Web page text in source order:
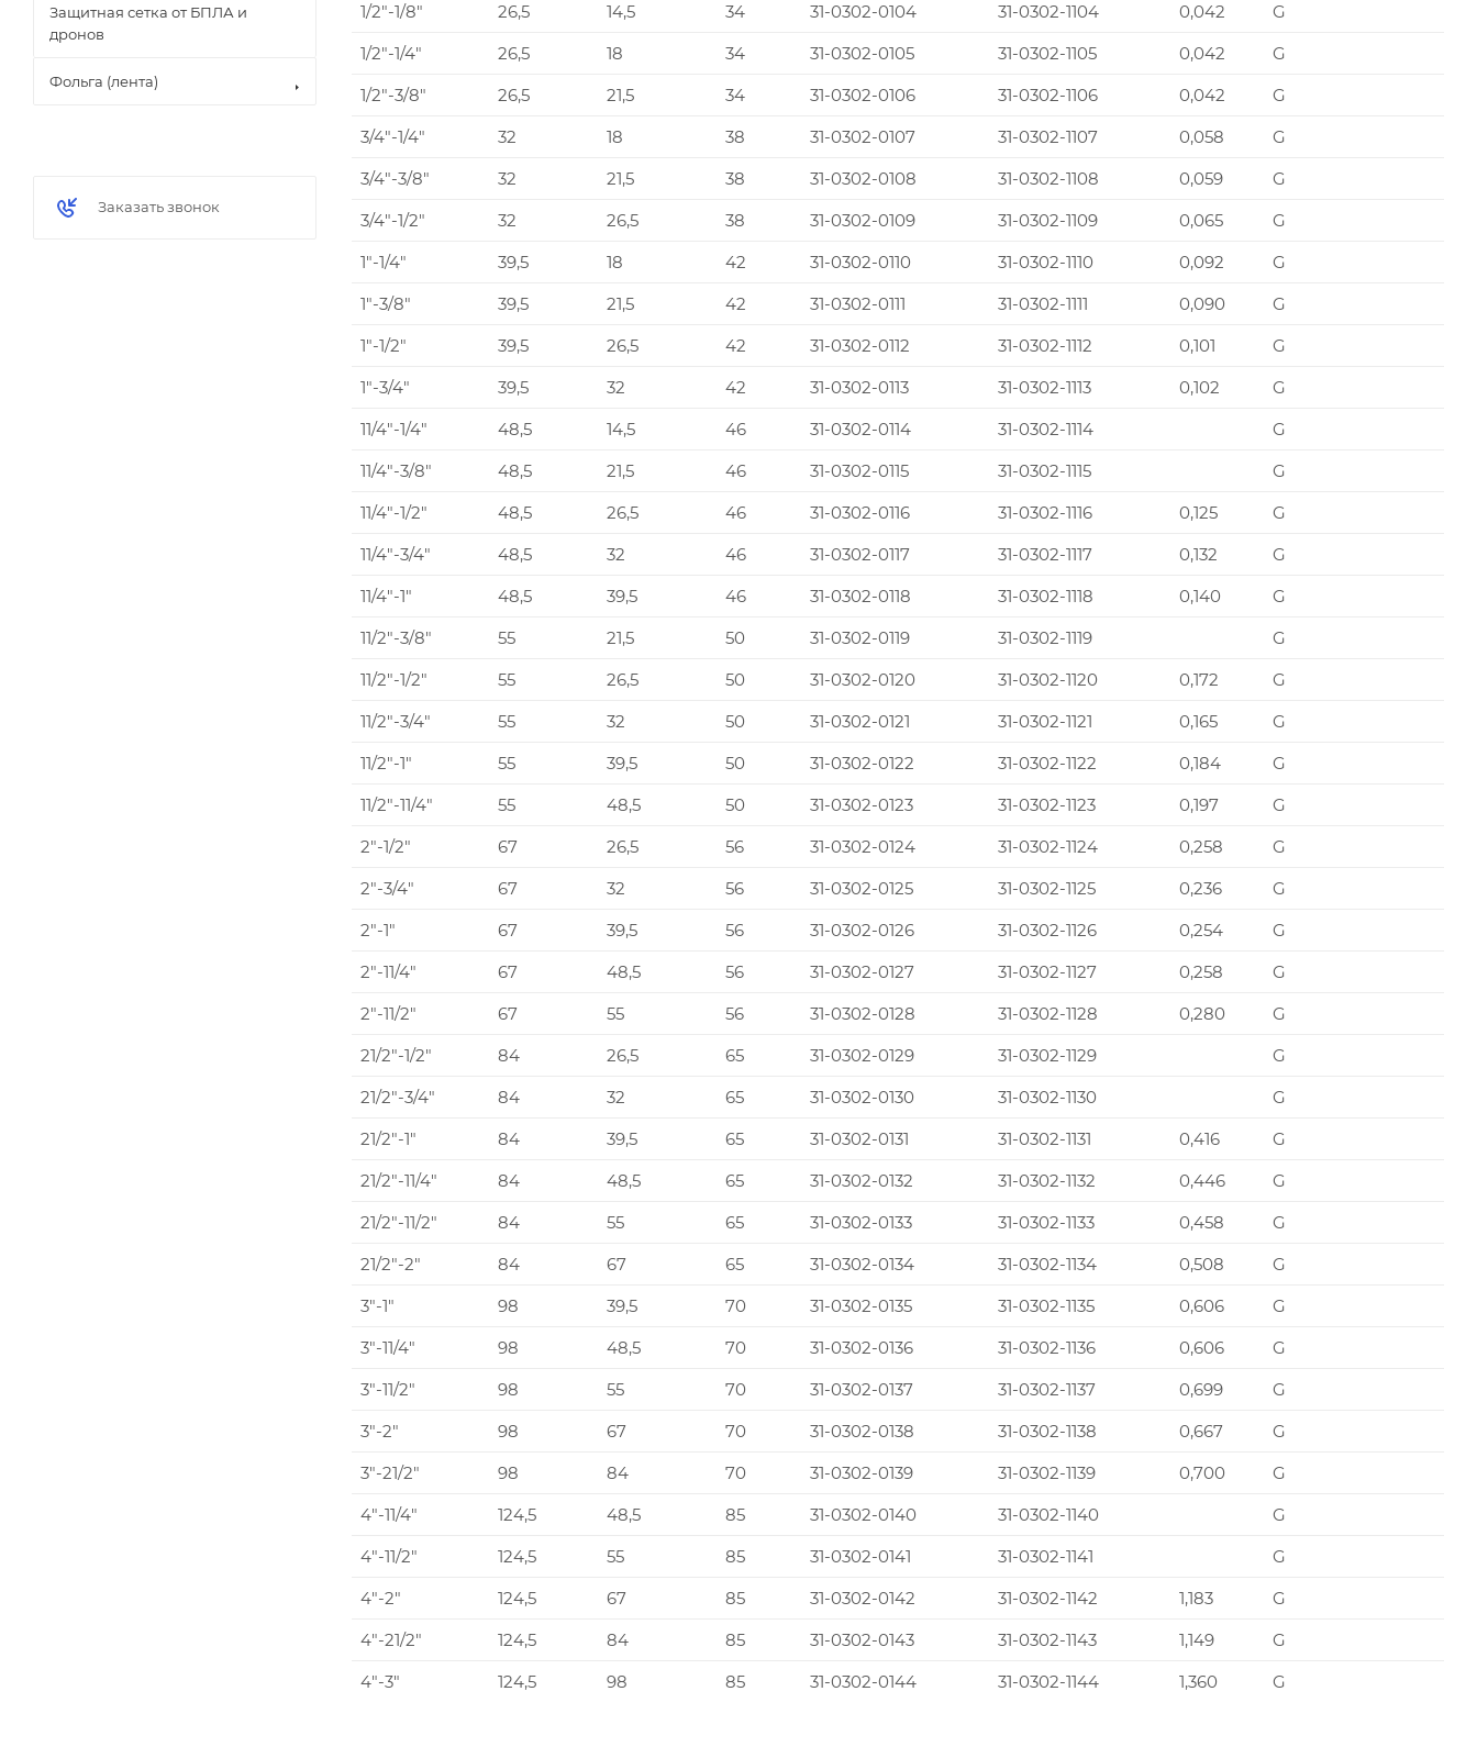
1/2"-1/8"
26,5 14,5 34 31-0302-0104 31-0302-1104 0,042
G
1/2"-1/4"
26,5 18 34 31-0302-0105 31-0302-1105 0,042
G
1/2"-3/8"
26,5 21,5 34 31-0302-0106 31-0302-1106 0,042
G
3/4"-1/4"
32 18 38 31-0302-0107 31-0302-1107 0,058
G
3/4"-3/8"
32 21,5 38 31-0302-0108 31-0302-1108 0,059
G
3/4"-1/2"
32 26,5 38 31-0302-0109 31-0302-1109 0,065
G
1"-1/4"
39,5 18 42 31-0302-0110 31-0302-1110 0,092
G
1"-3/8"
39,5 21,5 42 31-0302-0111 31-0302-1111 0,090
G
1"-1/2"
39,5 26,5 42 31-0302-0112 31-0302-1112 0,101
G
1"-3/4"
39,5 32 42 31-0302-0113 31-0302-1113 0,102
G
11/4"-1/4"
48,5 14,5 46 31-0302-0114 31-0302-1114
G
11/4"-3/8"
48,5 21,5 46 31-0302-0115 31-0302-1115
G
11/4"-1/2"
48,5 26,5 46 31-0302-0116 31-0302-1116 0,125
G
11/4"-3/4"
48,5 32 46 31-0302-0117 31-0302-1117 0,132
G
11/4"-1"
48,5 39,5 46 31-0302-0118 31-0302-1118 0,140
G
11/2"-3/8"
55 21,5 50 31-0302-0119 31-0302-1119
G
11/2"-1/2"
55 26,5 50 31-0302-0120 31-0302-1120 0,172
G
11/2"-3/4"
55 32 50 31-0302-0121 31-0302-1121 0,165
G
11/2"-1"
55 39,5 50 31-0302-0122 31-0302-1122 0,184
G
11/2"-11/4"
55 48,5 50 31-0302-0123 31-0302-1123 0,197
G
2"-1/2"
67 26,5 56 31-0302-0124 31-0302-1124 0,258
G
2"-3/4"
67 32 56 31-0302-0125 31-0302-1125 0,236
G
2"-1"
67 39,5 56 31-0302-0126 31-0302-1126 0,254
G
2"-11/4"
67 48,5 56 31-0302-0127 31-0302-1127 0,258
G
2"-11/2"
67 55 56 31-0302-0128 31-0302-1128 0,280
G
21/2"-1/2"
84 26,5 65 31-0302-0129 31-0302-1129
G
21/2"-3/4"
84 32 65 31-0302-0130 31-0302-1130
G
21/2"-1"
84 39,5 65 31-0302-0131 31-0302-1131 0,416
G
21/2"-11/4"
84 48,5 65 31-0302-0132 31-0302-1132 0,446
G
21/2"-11/2"
84 55 65 31-0302-0133 31-0302-1133 0,458
G
21/2"-2"
84 67 65 31-0302-0134 31-0302-1134 0,508
G
3"-1"
98 39,5 70 31-0302-0135 31-0302-1135 0,606
G
3"-11/4"
98 48,5 70 31-0302-0136 31-0302-1136 0,606
G
3"-11/2"
98 55 70 31-0302-0137 31-0302-1137 0,699
G
3"-2"
98 67 70 31-0302-0138 31-0302-1138 0,667
G
3"-21/2"
98 84 70 31-0302-0139 31-0302-1139 0,700
G
4"-11/4"
124,5 48,5 85 31-0302-0140 31-0302-1140
G
4"-11/2"
124,5 55 85 31-0302-0141 31-0302-1141
G
4"-2"
124,5 67 85 31-0302-0142 31-0302-1142 1,183
G
4"-21/2"
124,5 84 85 31-0302-0143 31-0302-1143 1,149
G
4"-3"
124,5 98 85 31-0302-0144 31-0302-1144 1,360 G
Защитная сетка от БПЛА и
дронов
Фольга (лента)
Заказать звонок